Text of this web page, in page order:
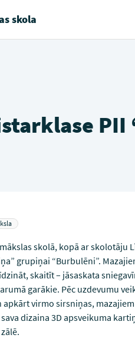
skola
skolā, kopā ar skolotāju
grupiņai “Burbulēni”.
skaitīt – jāsaskata
garākie. Pēc uzdevumu
apkārt virmo sirsniņas,
dizaina 3D apsveikuma